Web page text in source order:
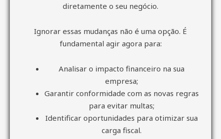
diretamente o seu negócio.
Ignorar essas mudanças não é uma opção. É
fundamental agir agora para:
Analisar o impacto financeiro na sua
empresa;
Garantir conformidade com as novas regras
para evitar multas;
Identificar oportunidades para otimizar sua
carga fiscal.